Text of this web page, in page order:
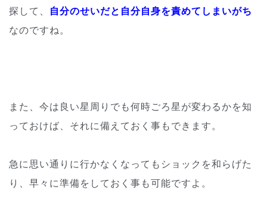
探して、 自分のせいだと自分自身を責めてしまいがち
なのですね。
また、今は良い星周りでも何時ごろ星が変わるかを知
っておけば、 それに備えておく事もできます。
急に思い通りに行かなくなってもショックを和らげた
り、早々に準備をしておく事も可能ですよ。